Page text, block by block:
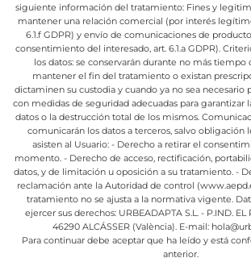
siguiente información del tratamiento:Fines y
mantener una relación comercial (por interés
6.1.f GDPR) y envío de comunicaciones de
consentimiento del interesado, art. 6.1.a GDPR).
los datos: se conservarán durante no más tiempo
mantener el fin del tratamiento o existan
dictaminen su custodia y cuando ya no sea necesario
con medidas de seguridad adecuadas para garantizar
datos o la destrucción total de los mismos.
comunicarán los datos a terceros, salvo obligación
asisten al Usuario: - Derecho a retirar el
momento. - Derecho de acceso, rectificación,
datos, y de limitación u oposición a su tratamiento. -
reclamación ante la Autoridad de control
tratamiento no se ajusta a la normativa vigente.
ejercer sus derechos: URBEADAPTA S.L. - P.IND. EL
46290 ALCÁSSER (València). E-mail:
Para continuar debe aceptar que ha leído y está
anterior.